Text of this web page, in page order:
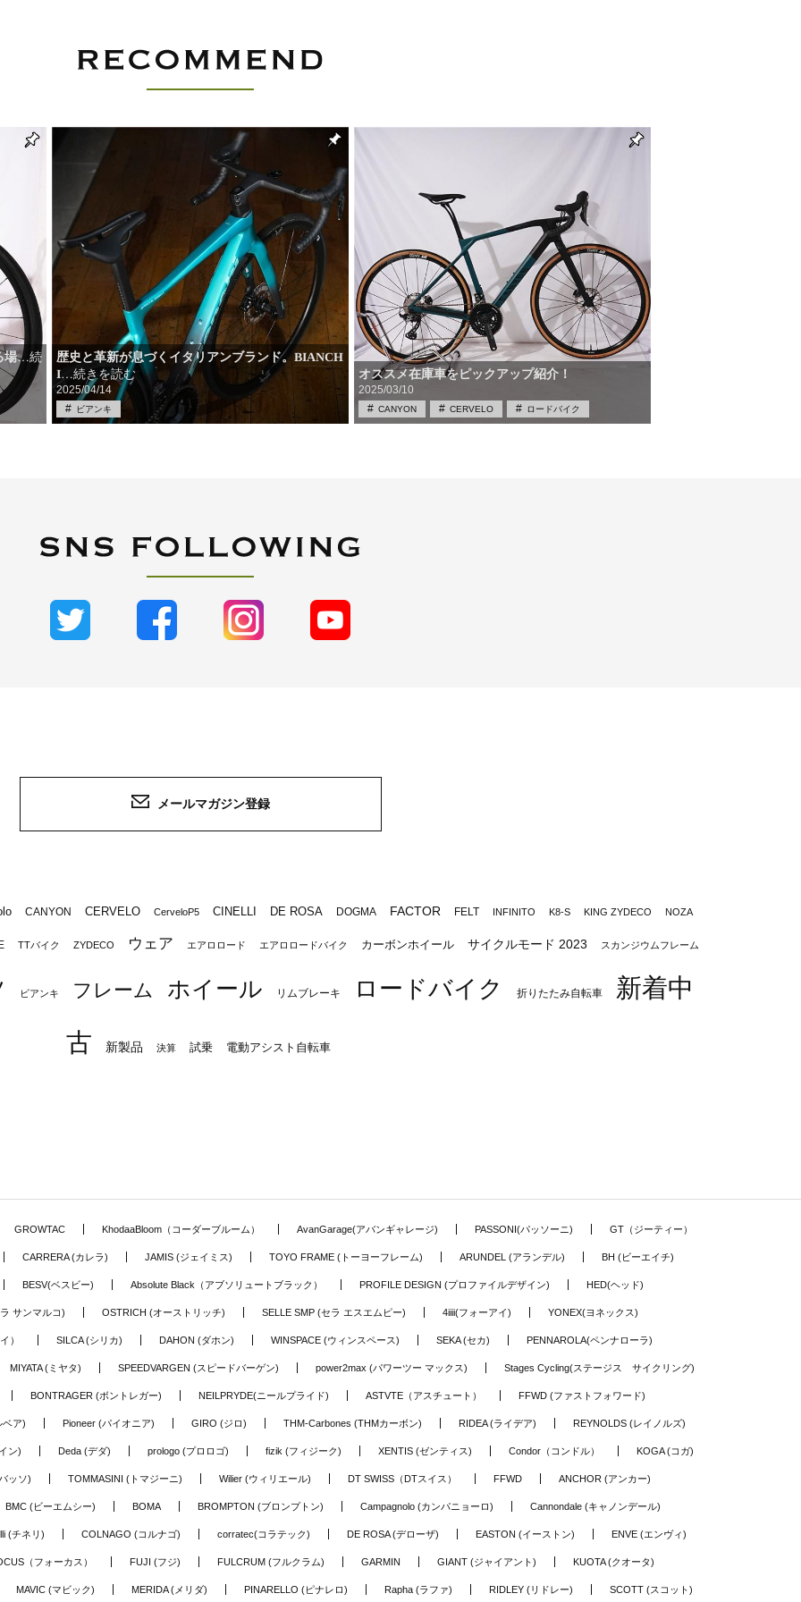
場…続 歴史と革新が息づくイタリアンブランド。BIANCH
I…続きを読む
2025/04/14
ビアンキ
オススメ在庫車をピックアップ紹介！
2025/03/10
CANYON CERVELO ロードバイク
メールマガジン登録
CANYON CERVELO CerveloP5 CINELLI DE ROSA DOGMA FACTOR FELT INFINITO K8-S KING ZYDECO NOZA
TTバイク ZYDECO ウェア エアロロード エアロロードバイク カーボンホイール サイクルモード 2023 スカンジウムフレーム
ビアンキ フレーム ホイール リムブレーキ ロードバイク 折りたたみ自転車
新着中
古
新製品 決算 試乗 電動アシスト自転車
GROWTAC KhodaaBloom（コーダーブルーム） AvanGarage(アバンギャレージ) PASSONI(パッソーニ) GT（ジーティー）
CARRERA (カレラ) JAMIS (ジェイミス) TOYO FRAME (トーヨーフレーム) ARUNDEL (アランデル) BH (ビーエイチ)
BESV(ベスビー) Absolute Black（アブソリュートブラック） PROFILE DESIGN (プロファイルデザイン) HED(ヘッド)
サンマルコ) OSTRICH (オーストリッチ) SELLE SMP (セラ エスエムピー) 4iiii(フォーアイ) YONEX(ヨネックス)
） SILCA (シリカ) DAHON (ダホン) WINSPACE (ウィンスペース) SEKA (セカ) PENNAROLA(ペンナローラ)
MIYATA (ミヤタ) SPEEDVARGEN (スピードバーゲン) power2max (パワーツー マックス) Stages Cycling(ステージス サイクリング)
BONTRAGER (ボントレガー) NEILPRYDE(ニールプライド) ASTVTE（アスチュート） FFWD (ファストフォワード)
ベア) Pioneer (パイオニア) GIRO (ジロ) THM-Carbones (THMカーボン) RIDEA (ライデア) REYNOLDS (レイノルズ)
ン) Deda (デダ) prologo (プロロゴ) fizik (フィジーク) XENTIS (ゼンティス) Condor（コンドル） KOGA (コガ)
ッソ) TOMMASINI (トマジーニ) Wilier (ウィリエール) DT SWISS（DTスイス） FFWD ANCHOR (アンカー)
BMC (ビーエムシー) BOMA BROMPTON (ブロンプトン) Campagnolo (カンパニョーロ) Cannondale (キャノンデール)
(チネリ) COLNAGO (コルナゴ) corratec(コラテック) DE ROSA (デローザ) EASTON (イーストン) ENVE (エンヴィ)
（フォーカス） FUJI (フジ) FULCRUM (フルクラム) GARMIN GIANT (ジャイアント) KUOTA (クオータ)
MAVIC (マビック) MERIDA (メリダ) PINARELLO (ピナレロ) Rapha (ラファ) RIDLEY (リドレー) SCOTT (スコット)